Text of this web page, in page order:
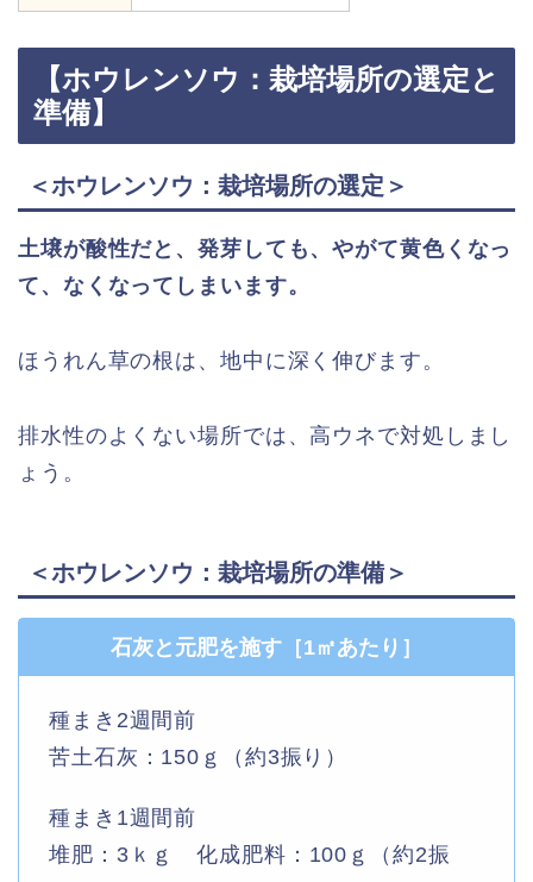
【ホウレンソウ：栽培場所の選定と
準備】
＜ホウレンソウ：栽培場所の選定＞
土壌が酸性だと、発芽しても、やがて黄色くなっ
て、なくなってしまいます。
ほうれん草の根は、地中に深く伸びます。
排水性のよくない場所では、高ウネで対処しまし
ょう。
＜ホウレンソウ：栽培場所の準備＞
石灰と元肥を施す［1㎡あたり］
種まき2週間前
苦土石灰：150ｇ（約3振り）
種まき1週間前
堆肥：3ｋｇ 化成肥料：100ｇ（約2振